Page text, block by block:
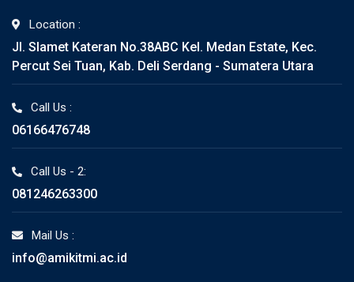
Location :
Jl. Slamet Kateran No.38ABC Kel. Medan Estate, Kec.
Percut Sei Tuan, Kab. Deli Serdang - Sumatera Utara
Call Us :
06166476748
Call Us - 2:
081246263300
Mail Us :
info@amikitmi.ac.id